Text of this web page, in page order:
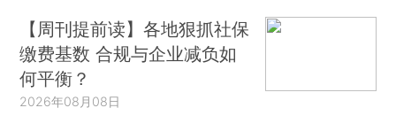
【周刊提前读】各地狠抓社保
缴费基数 合规与企业减负如
何平衡？
2026年08月08日